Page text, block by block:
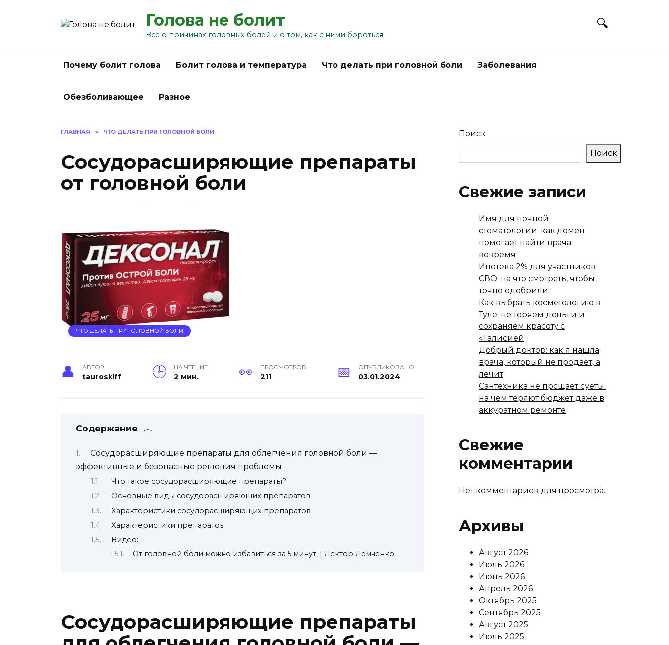
Голова не болит
Все о причинах головных болей и о том, как с ними бороться
Почему болит голова Болит голова и температура Что делать при головной боли Заболевания
Обезболивающее Разное
ГЛАВНАЯ » ЧТО ДЕЛАТЬ ПРИ ГОЛОВНОЙ БОЛИ
Сосудорасширяющие препараты
от головной боли
ЧТО ДЕЛАТЬ ПРИ ГОЛОВНОЙ БОЛИ
АВТОР
tauroskiff
НА ЧТЕНИЕ
2 мин.
ПРОСМОТРОВ
211
ОПУБЛИКОВАНО
03.01.2024
Содержание
Сосудорасширяющие препараты для облегчения головной боли —
эффективные и безопасные решения проблемы
Что такое сосудорасширяющие препараты?
Основные виды сосудорасширяющих препаратов
Характеристики сосудорасширяющих препаратов
Характеристики препаратов
Видео:
От головной боли можно избавиться за 5 минут! | Доктор Демченко
Сосудорасширяющие препараты
Поиск
Поиск
Свежие записи
Имя для ночной
стоматологии: как домен
помогает найти врача
вовремя
Ипотека 2% для участников
СВО: на что смотреть, чтобы
точно одобрили
Как выбрать косметологию в
Туле: не теряем деньги и
сохраняем красоту с
«Талисией
Добрый доктор: как я нашла
врача, который не продаёт, а
лечит
Сантехника не прощает суеты:
на чём теряют бюджет даже в
аккуратном ремонте
Свежие
комментарии
Нет комментариев для просмотра.
Архивы
Август 2026
Июль 2026
Июнь 2026
Апрель 2026
Октябрь 2025
Сентябрь 2025
Август 2025
Июль 2025